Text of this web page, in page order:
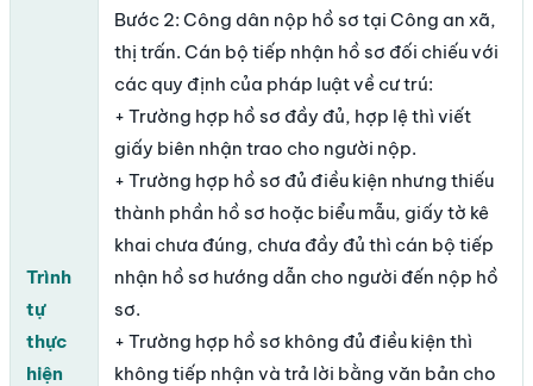
Trình
tự
thực
hiện
Bước 2: Công dân nộp hồ sơ tại Công an xã,
thị trấn. Cán bộ tiếp nhận hồ sơ đối chiếu với
các quy định của pháp luật về cư trú:
+ Trường hợp hồ sơ đầy đủ, hợp lệ thì viết
giấy biên nhận trao cho người nộp.
+ Trường hợp hồ sơ đủ điều kiện nhưng thiếu
thành phần hồ sơ hoặc biểu mẫu, giấy tờ kê
khai chưa đúng, chưa đầy đủ thì cán bộ tiếp
nhận hồ sơ hướng dẫn cho người đến nộp hồ
sơ.
+ Trường hợp hồ sơ không đủ điều kiện thì
không tiếp nhận và trả lời bằng văn bản cho